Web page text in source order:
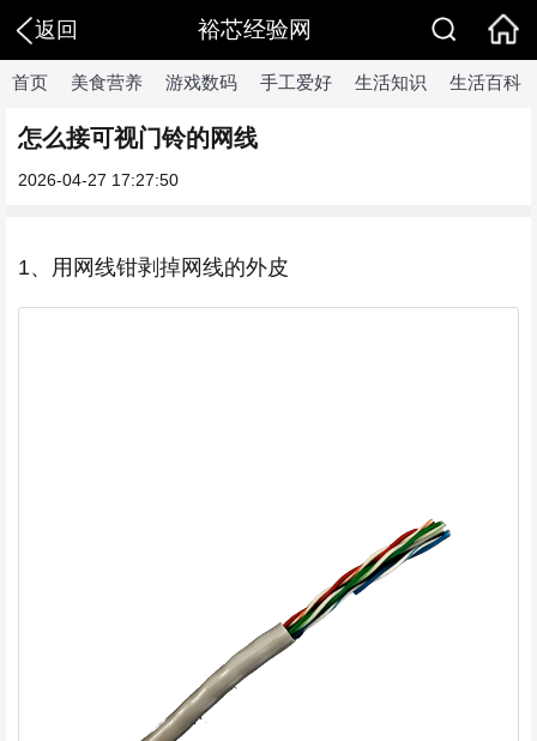
返回 裕芯经验网
首页 美食营养 游戏数码 手工爱好 生活知识 生活百科
怎么接可视门铃的网线
2026-04-27 17:27:50
1、用网线钳剥掉网线的外皮